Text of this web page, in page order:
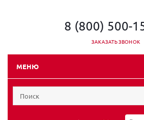
8 (800) 500-
ЗАКАЗАТЬ ЗВОНОК
МЕНЮ